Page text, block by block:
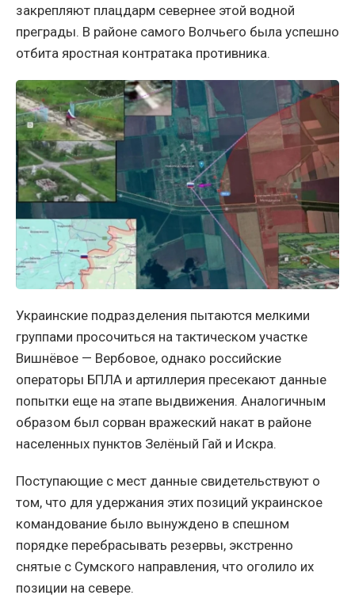
закрепляют плацдарм севернее этой водной
преграды. В районе самого Волчьего была успешно
отбита яростная контратака противника.
Украинские подразделения пытаются мелкими
группами просочиться на тактическом участке
Вишнёвое — Вербовое, однако российские
операторы БПЛА и артиллерия пресекают данные
попытки еще на этапе выдвижения. Аналогичным
образом был сорван вражеский накат в районе
населенных пунктов Зелёный Гай и Искра.
Поступающие с мест данные свидетельствуют о
том, что для удержания этих позиций украинское
командование было вынуждено в спешном
порядке перебрасывать резервы, экстренно
снятые с Сумского направления, что оголило их
позиции на севере.